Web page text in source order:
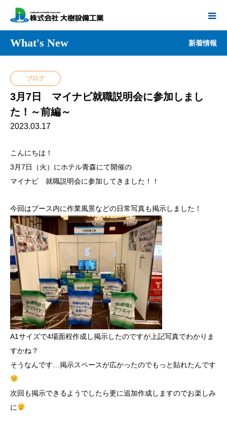
What's New 新着情報
ブログ
3月7日 マイナビ就職説明会に参加しまし
た！～前編～
2023.03.17
こんにちは！
3月7日（火）にホテル青森にて開催の
マイナビ 就職説明会に参加してきました！！
今回はブース内に作業風景などの日常写真も掲示しました！
A1サイズで4場面程作成し掲示したのですが上記写真でわかりま
すかね？
そうなんです…掲示スペースが広かったのでもっと貼れたんです
次回も掲示できるようでしたら更に追加作成しますのでお楽しみ
に